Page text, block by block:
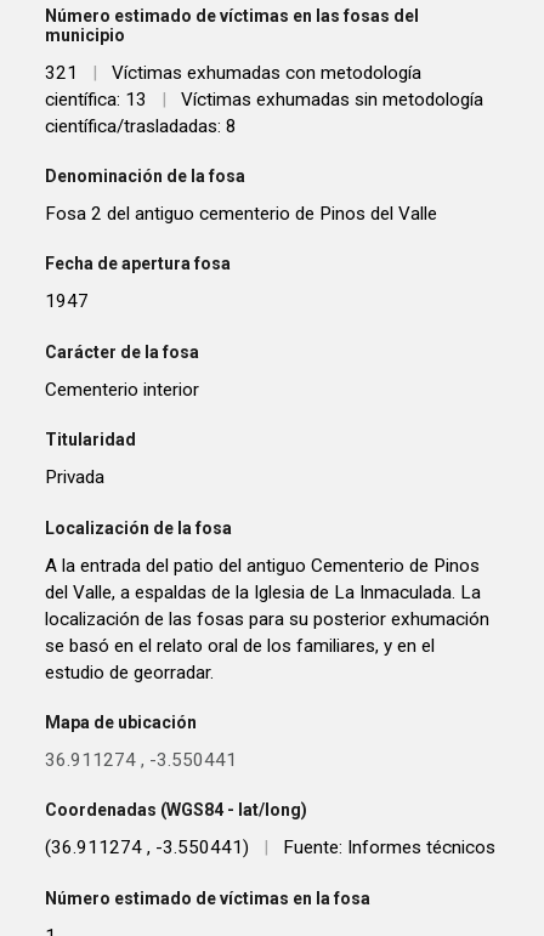
Número estimado de víctimas en las fosas del
municipio
321 |
Víctimas exhumadas con metodología
científica: 13
|
Víctimas exhumadas sin metodología
científica/trasladadas: 8
Denominación de la fosa
Fosa 2 del antiguo cementerio de Pinos del Valle
Fecha de apertura fosa
1947
Carácter de la fosa
Cementerio interior
Titularidad
Privada
Localización de la fosa
A la entrada del patio del antiguo Cementerio de Pinos
del Valle, a espaldas de la Iglesia de La Inmaculada. La
localización de las fosas para su posterior exhumación
se basó en el relato oral de los familiares, y en el
estudio de georradar.
Mapa de ubicación
36.911274 , -3.550441
Coordenadas (WGS84 - lat/long)
(36.911274 , -3.550441) Fuente: Informes técnicos
Número estimado de víctimas en la fosa